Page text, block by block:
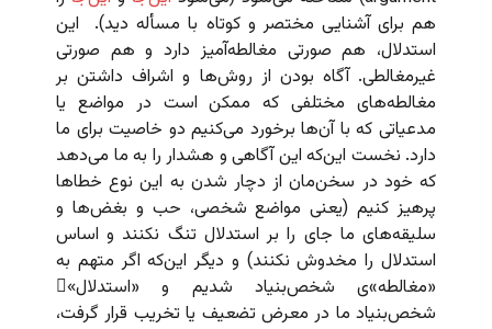
هم برای آشنایی مختصر و کوتاه با مسأله دید). این
استدلال، هم صورتی مغالطه‌آمیز دارد و هم صورتی
غیرمغالطی. آگاه بودن از روش‌ها و اشراف داشتن بر
مغالطه‌های مختلفی که ممکن است در مواضع یا
مدعیاتی که با آن‌ها برخورد می‌کنیم دو خاصیت برای ما
دارد. نخست این‌که این آگاهی و هشدار را به ما می‌دهد
که خود در سخن‌مان از دچار شدن به این نوع خطاها
پرهیز کنیم (یعنی مواضع شخصی، حب و بغض‌ها و
سلیقه‌های ما جای را بر استدلال تنگ نکنند و اساس
استدلال را مخدوش نکنند) و دیگر این‌که اگر متهم به
«مغالطه‌»ی شخص‌بنیاد شدیم و «استدلال»ِ
شخص‌بنیاد ما در معرض تضعیف یا تخریب قرار گرفت،